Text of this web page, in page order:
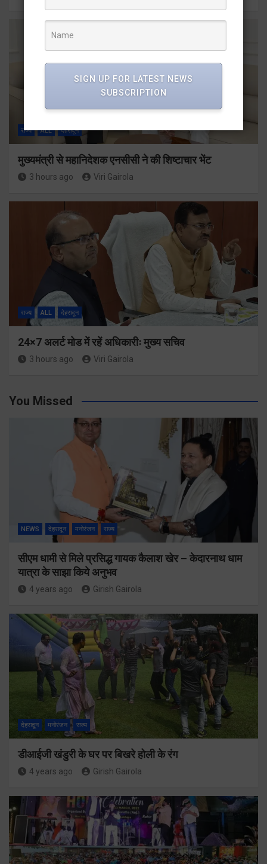
राज्य ALL देहरादून
मुख्यमंत्री से महानिदेशक एनसीसी ने की शिष्टाचार भेंट
3 hours ago Viri Gairola
राज्य ALL देहरादून
24×7 अलर्ट मोड में रहें अधिकारीः मुख्य सचिव
3 hours ago Viri Gairola
You Missed
NEWS देहरादून मनोरंजन राज्य
सीएम धामी से मिले प्रसिद्ध गायक कैलाश खेर – केदारनाथ धाम
यात्रा के साझा किये अनुभव
4 years ago Girish Gairola
देहरादून मनोरंजन राज्य
डीआईजी खंडुरी के घर पर बिखरे होली के रंग
4 years ago Girish Gairola
SIGN UP FOR LATEST NEWS
SUBSCRIPTION